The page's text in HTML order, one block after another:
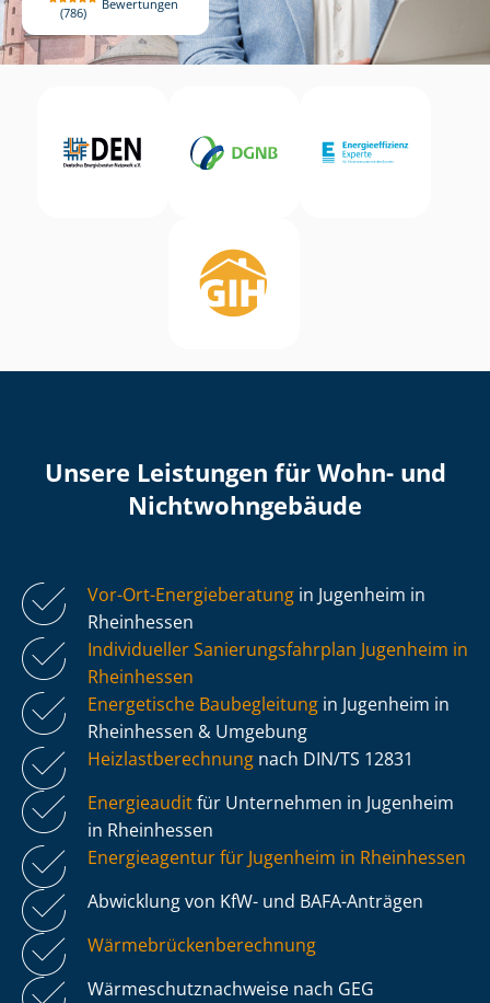
786
Bewertungen
Unsere Leistungen für Wohn- und
Nicht­wohn­ge­bäu­de
Vor-Ort-Energieberatung in Jugenheim in
Rheinhessen
Individueller Sa­nie­rungs­fahr­plan Jugenheim in
Rheinhessen
Energetische Baubegleitung in Jugenheim in
Rheinhessen & Umgebung
Heiz­last­be­rech­nung nach DIN/TS 12831
Energieauditfür Unternehmen in Jugenheim
in Rheinhessen
Energieagentur für Jugenheim in Rheinhessen
Abwicklung von KfW- und BAFA-Anträgen
Wär­me­brü­cken­be­rech­nung
Wär­me­schutz­nach­wei­se nach GEG